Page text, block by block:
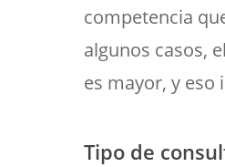
competencia
algunos casos,
es mayor, y eso
Tipo de